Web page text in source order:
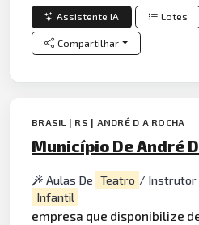
Assistente IA Lotes
Compartilhar
BRASIL | RS | ANDRÉ D A ROCHA
Município De André
Aulas De Teatro / Instrutor
Infantil
empresa que disponibilize